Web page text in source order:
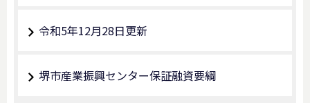
令和5年12月28日更新
堺市産業振興センター保証融資要綱